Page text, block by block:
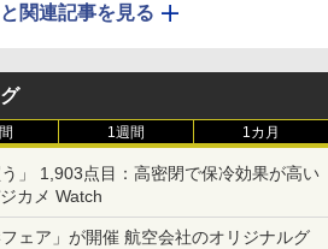
関連記事を見る
1週間 1カ月
」 1,903点目：高密閉で保冷効果が高い
カメ Watch
ェア」が開催 航空会社のオリジナルグ